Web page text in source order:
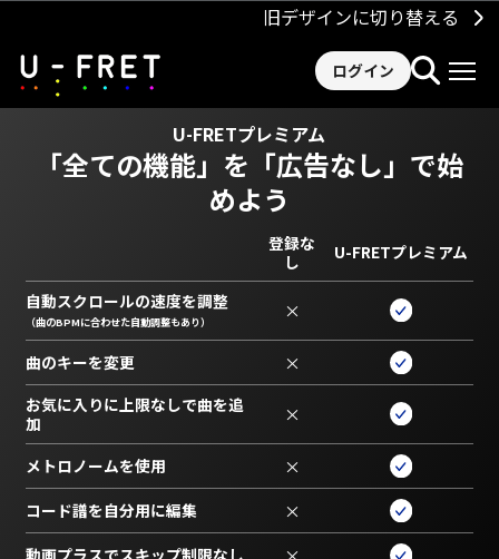
旧デザインに切り替える
ログイン
U-FRETプレミアム
「全ての機能」を 「広告なし」で始
めよう
登録な
し
U-FRETプレミアム
自動スクロールの速度を調整
（曲のBPMに合わせた自動調整もあり） ×
曲のキーを変更 ×
お気に入りに上限なしで曲を追
加
×
メトロノームを使用 ×
コード譜を自分用に編集 ×